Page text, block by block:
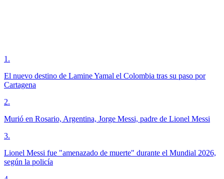
1 .
El nuevo destino de Lamine Yamal el Colombia tras su paso por
Cartagena
2.
Murió en Rosario, Argentina, Jorge Messi, padre de Lionel Messi
3.
Lionel Messi fue "amenazado de muerte" durante el Mundial 2026,
según la policía